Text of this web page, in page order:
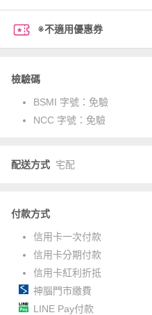
※不適用優惠券
檢驗碼
BSMI 字號： 免驗
NCC 字號： 免驗
配送方式 宅配
付款方式
信用卡一次付款
信用卡分期付款
信用卡紅利折抵
神腦門市繳費
LINE Pay付款